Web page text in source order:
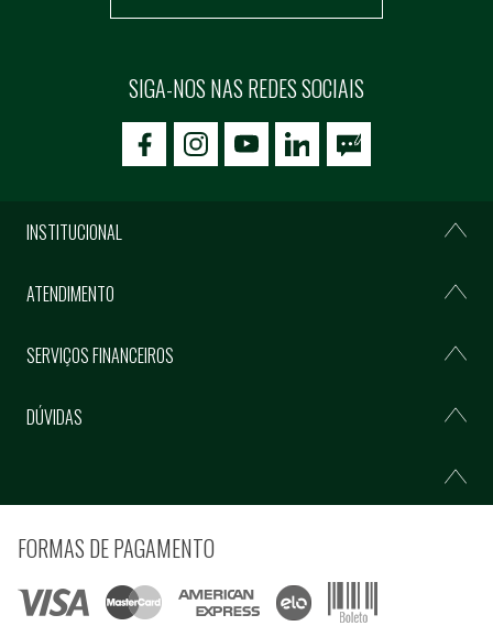
SIGA-NOS NAS REDES SOCIAIS
icon-facebookicon-social02icon-social03
INSTITUCIONAL
ATENDIMENTO
SERVIÇOS FINANCEIROS
DÚVIDAS
FORMAS DE PAGAMENTO